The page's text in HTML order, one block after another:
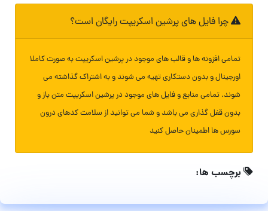
چرا فایل های پرشین اسکریپت رایگان است؟
تمامی افزونه ها و قالب های موجود در پرشین اسکریپت به صورت کاملا
اورجینال و بدون دستکاری تهیه می شوند و به اشتراک گذاشته می
شوند. تمامی منابع و فایل های موجود در پرشین اسکریپت متن باز و
بدون قفل گذاری می باشد و شما می توانید از سلامت کدهای درون
سورس ها اطمینان حاصل کنید
برچسب ها: